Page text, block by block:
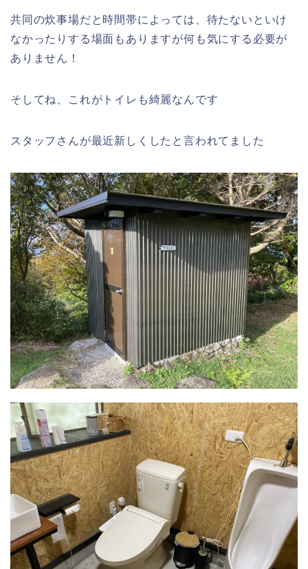
共同の炊事場だと時間帯によっては、待たないといけ
なかったりする場面もありますが何も気にする必要が
ありません！
そしてね、これがトイレも綺麗なんです
スタッフさんが最近新しくしたと言われてました